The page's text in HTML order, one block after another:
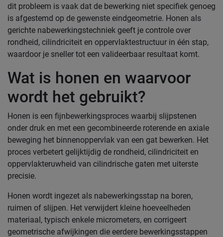
dit probleem is vaak dat de bewerking niet specifiek genoeg
is afgestemd op de gewenste eindgeometrie. Honen als
gerichte nabewerkingstechniek geeft je controle over
rondheid, cilindriciteit en oppervlaktestructuur in één stap,
waardoor je sneller tot een valideerbaar resultaat komt.
Wat is honen en waarvoor
wordt het gebruikt?
Honen is een fijnbewerkingsproces waarbij slijpstenen
onder druk en met een gecombineerde roterende en axiale
beweging het binnenoppervlak van een gat bewerken. Het
proces verbetert gelijktijdig de rondheid, cilindriciteit en
oppervlakteruwheid van cilindrische gaten met uiterste
precisie.
Honen wordt ingezet als nabewerkingsstap na boren,
ruimen of slijpen. Het verwijdert kleine hoeveelheden
materiaal, typisch enkele micrometers, en corrigeert
geometrische afwijkingen die eerdere bewerkingsstappen